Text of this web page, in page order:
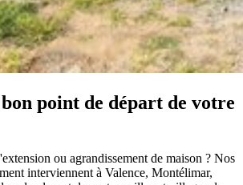
point de départ de votre
ou agrandissement de maison ? Nos
interviennent à Valence, Montélimar,